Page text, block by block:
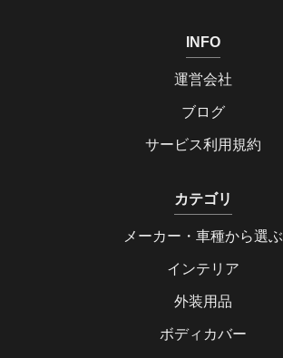
INFO
運営会社
ブログ
サービス利用規約
カテゴリ
メーカー・車種から選ぶ
インテリア
外装用品
ボディカバー